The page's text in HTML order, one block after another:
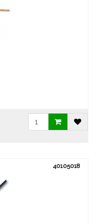
40105018